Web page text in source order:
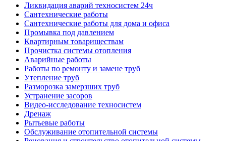
Ликвидация аварий техносистем 24ч
Сантехнические работы
Сантехнические работы для дома и офиса
Промывка под давлением
Квартирным товариществам
Прочистка системы отопления
Аварийные работы
Работы по ремонту и замене труб
Утепление труб
Разморозка замерзших труб
Устранение засоров
Видео-исследование техносистем
Дренаж
Рытьевые работы
Обслуживание отопительной системы